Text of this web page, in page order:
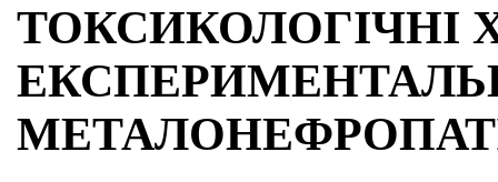
ТОКСИКОЛОГІЧНІ